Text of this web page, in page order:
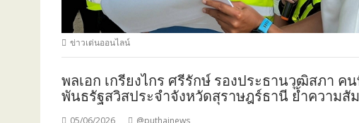
ข่าวเด่นออนไลน์
พลเอก เกรียงไกร ศรีรักษ์ รองประธานวุฒิสภา
พันธรัฐสวิสประจำจังหวัดสุราษฎร์ธานี ย้ำความ
05/06/2026 @puthainews